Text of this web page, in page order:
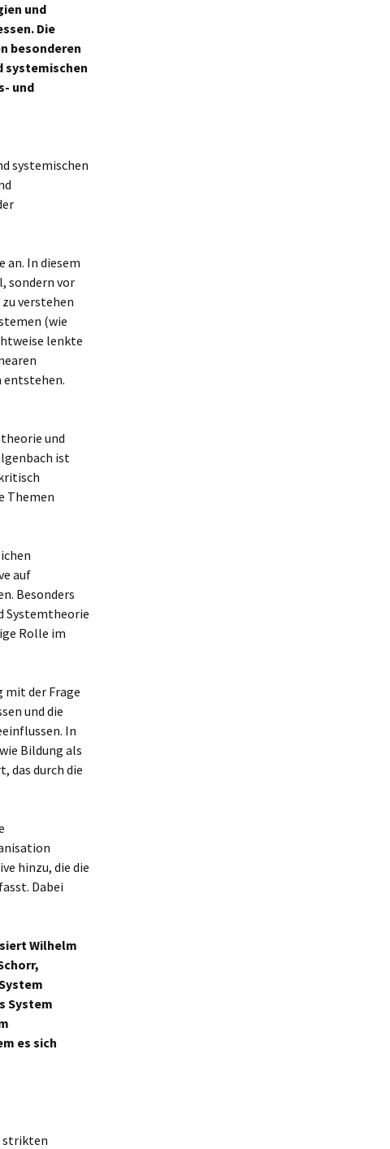
und
Die
besonderen
systemischen
und
systemischen
an. In diesem
sondern vor
verstehen
(wie
lenkte
entstehen.
und
ist
Themen
auf
Besonders
Systemtheorie
Rolle im
mit der Frage
und die
In
Bildung als
das durch die
hinzu, die die
Dabei
Wilhelm
System
es sich
strikten